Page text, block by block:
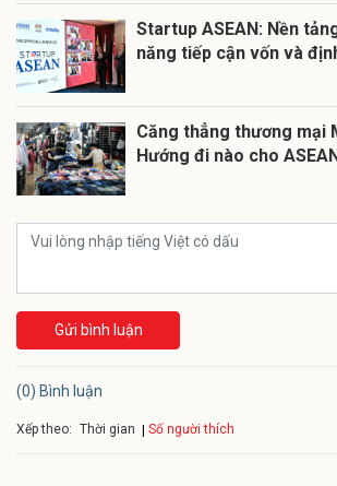
Startup ASEAN: Nền
năng tiếp cận vốn và
Căng thẳng thương mại
Hướng đi nào cho
Gửi bình luận
(0) Bình luận
Xếp theo: Thời gian Số người thích